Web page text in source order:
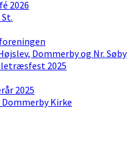
2026
Dommerby og Nr. Søby
2025
2025
Kirke